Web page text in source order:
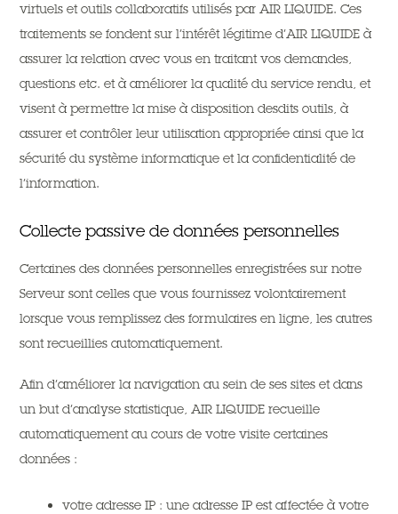
virtuels et outils collaboratifs utilisés par AIR LIQUIDE. Ces
traitements se fondent sur l’intérêt légitime d’AIR LIQUIDE à
assurer la relation avec vous en traitant vos demandes,
questions etc. et à améliorer la qualité du service rendu, et
visent à permettre la mise à disposition desdits outils, à
assurer et contrôler leur utilisation appropriée ainsi que la
sécurité du système informatique et la confidentialité de
l’information.
Collecte passive de données personnelles
Certaines des données personnelles enregistrées sur notre
Serveur sont celles que vous fournissez volontairement
lorsque vous remplissez des formulaires en ligne, les autres
sont recueillies automatiquement.
Afin d’améliorer la navigation au sein de ses sites et dans
un but d’analyse statistique, AIR LIQUIDE recueille
automatiquement au cours de votre visite certaines
données :
votre adresse IP : une adresse IP est affectée à votre